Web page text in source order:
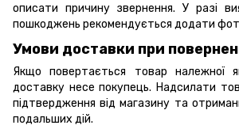
описати причину звернення. У разі
пошкоджень рекомендується додати
Умови доставки при
Якщо повертається товар належної
доставку несе покупець. Надсилати
підтвердження від магазину та
подальших дій.